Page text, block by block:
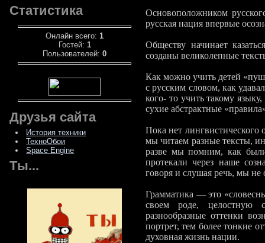
Статистика
Онлайн всего: 1
Гостей: 1
Пользователей: 0
Друзья сайта
История техники
ТехноОбои
Space Engine
Ты...
Основоположником
русская нация впервые
Обществу начинает
созданы великолепные
Как можно учить детей
с русским словом, как
кого- то учить такому
сухие абстрактные
Пока нет лингвистического
мы читаем разные тексты,
разве мы помним, как
протекали через наше
говоря и слушая речь, мы не
Грамматика — это
своем роде, целостную
разнообразные оттенки
портрет, тем более тонкие
духовная жизнь нации.